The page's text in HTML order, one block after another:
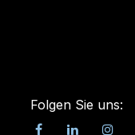
Folgen Sie uns: